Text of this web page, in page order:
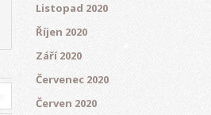
Listopad 2020
Říjen 2020
Září 2020
Červenec 2020
Červen 2020